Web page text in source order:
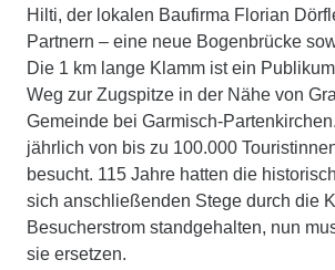
Hilti, der lokalen Baufirma Florian
Partnern – eine neue Bogenbrücke
Die 1 km lange Klamm ist ein
Weg zur Zugspitze in der Nähe von
Gemeinde bei Garmisch-
jährlich von bis zu 100.000
besucht. 115 Jahre hatten die
sich anschließenden Stege durch die
Besucherstrom standgehalten, nun
sie ersetzen.